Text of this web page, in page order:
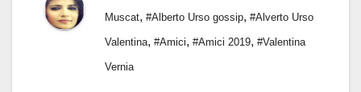
Muscat, #Alberto Urso gossip, #Alverto Urso
Valentina, #Amici, #Amici 2019, #Valentina
Vernia